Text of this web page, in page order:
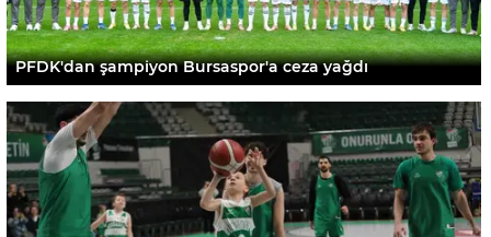
PFDK'dan şampiyon Bursaspor'a ceza yağdı